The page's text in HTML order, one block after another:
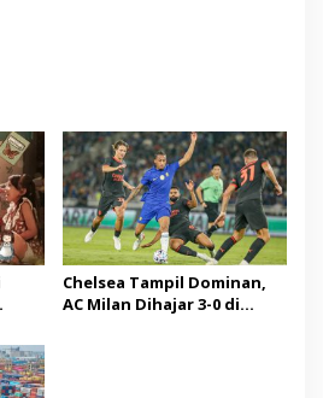
Chelsea Tampil Dominan,
AC Milan Dihajar 3-0 di